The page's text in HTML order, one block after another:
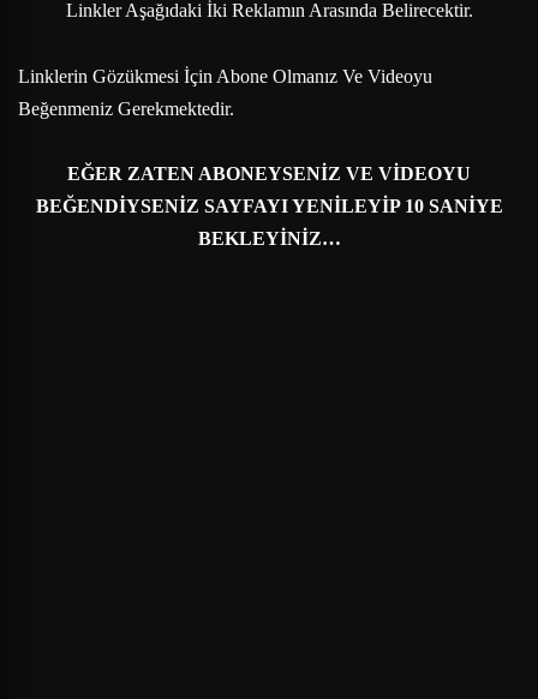
Linkler Aşağıdaki İki Reklamın Arasında Belirecektir.
Linklerin Gözükmesi İçin Abone Olmanız Ve Videoyu
Beğenmeniz Gerekmektedir.
EĞER ZATEN ABONEYSENİZ VE VİDEOYU
BEĞENDİYSENİZ SAYFAYI YENİLEYİP 10 SANİYE
BEKLEYİNİZ…